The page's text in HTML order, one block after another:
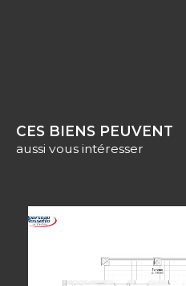
CES BIENS PEUVENT
aussi vous intéresser